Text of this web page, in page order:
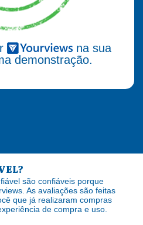
na sua
demonstração.
são confiáveis porque
As avaliações são feitas
que já realizaram compras
de compra e uso.